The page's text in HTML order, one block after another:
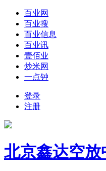
百业网
百业搜
百业信息
百业讯
壹佰业
炒米网
一点钟
登录
注册
北京鑫达空放